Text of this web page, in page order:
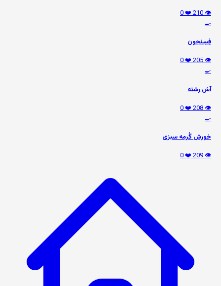
👁️ 210
❤️ 0
🍳
فِسِنجون
👁️ 205
❤️ 0
🍳
آش رشته
👁️ 208
❤️ 0
🍳
خورش گُرمه سبزی
👁️ 209
❤️ 0